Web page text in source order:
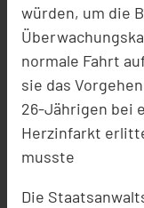
würden, um die
normale Fahrt
sie das
26-Jährigen bei
Herzinfarkt
musste
Die